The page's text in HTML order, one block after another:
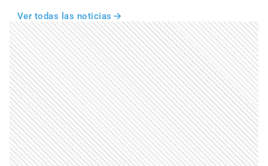
Ver todas las noticias